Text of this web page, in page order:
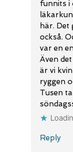
funnits i
här.
också.
var en
Även
är vi
ryggen
Tusen
Reply